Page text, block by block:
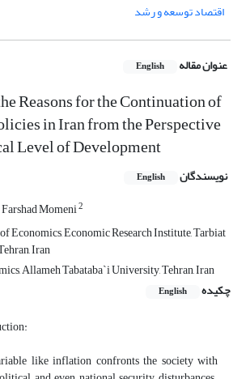
اقتصاد توسعه و رشد
عنوان مقاله English
Reasons for the Continuation of
in Iran from the Perspective
Level of Development
نویسندگان English
Farshad Momeni2
Economics, Economic Research Institute, Tarbiat
Iran
Allameh Tabataba`i University, Tehran, Iran
چکیده
English
:
like inflation confronts the society with